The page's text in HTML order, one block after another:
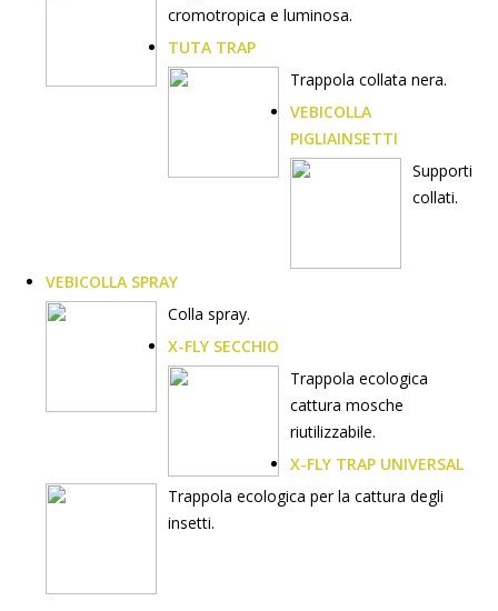
cromotropica e luminosa.
TUTA TRAP
Trappola collata nera.
VEBICOLLA
PIGLIAINSETTI
Supporti
collati.
VEBICOLLA SPRAY
Colla spray.
X-FLY SECCHIO
Trappola ecologica
cattura mosche
riutilizzabile.
X-FLY TRAP UNIVERSAL
Trappola ecologica per la cattura degli
insetti.